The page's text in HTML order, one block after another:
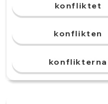
konfliktet
konflikten
konflikterna